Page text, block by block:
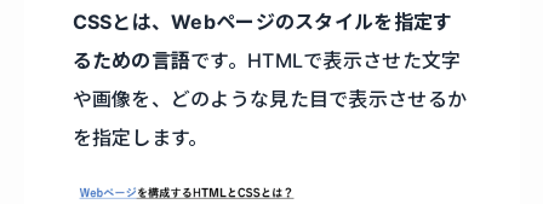
CSSとは、Webページのスタイルを指定す
るための言語です。HTMLで表示させた文字
や画像を、どのような見た目で表示させるか
を指定します。